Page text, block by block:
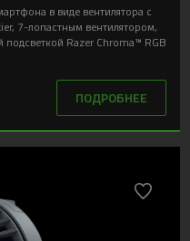
в виде вентилятора с
7-лопастным вентилятором,
подсветкой Razer Chroma™ RGB
ПОДРОБНЕЕ